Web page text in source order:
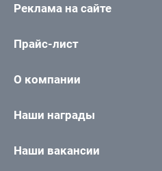
Реклама на сайте
Прайс-лист
О компании
Наши награды
Наши вакансии